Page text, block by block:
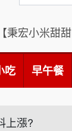
【秉宏小米甜
吃 早午餐
上漲?